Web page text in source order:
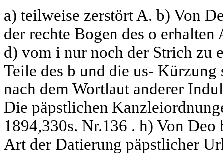
a) teilweise zerstört A. b) Von
der rechte Bogen des o
d) vom i nur noch der Strich zu
Teile des b und die us-
nach dem Wortlaut anderer
Die päpstlichen
1894,330s. Nr.136 . h) Von
Art der Datierung päpstlicher